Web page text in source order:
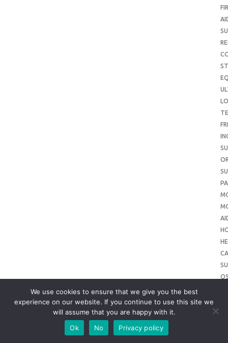
We use cookies to ensure that we give you the best
experience on our website. If you continue to use this site we
will assume that you are happy with it.
Ok
No Privacy policy